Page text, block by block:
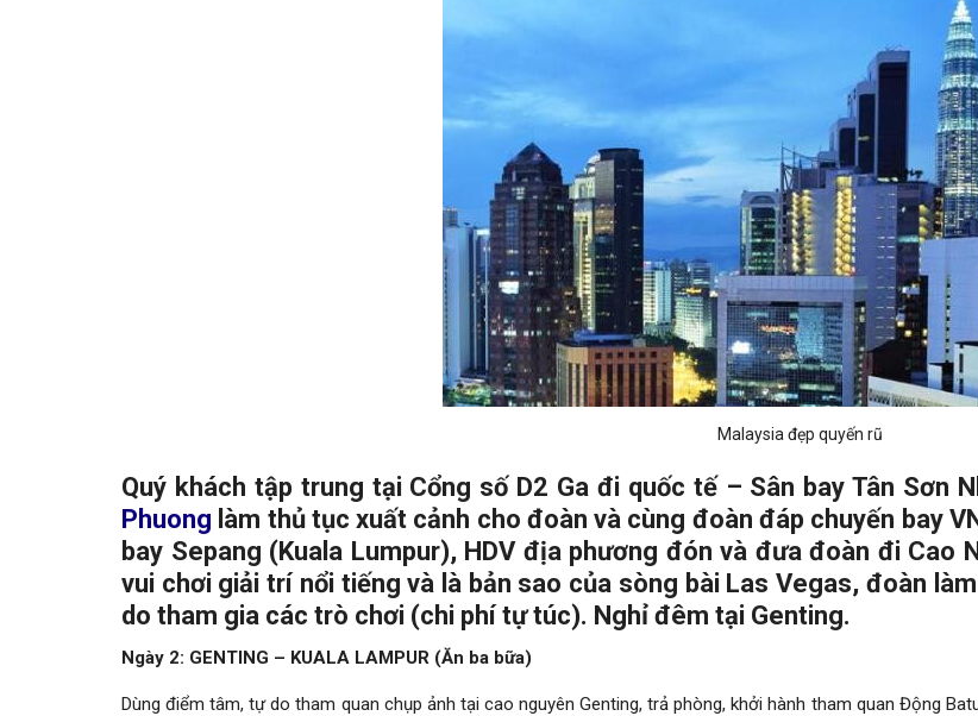
Malaysia đẹp quyến rũ
Quý khách tập trung tại Cổng số D2 Ga đi quốc tế – Sân bay Tân Sơn
Phuong làm thủ tục xuất cảnh cho đoàn và cùng đoàn đáp chuyến bay
bay Sepang (Kuala Lumpur), HDV địa phương đón và đưa đoàn đi Cao
vui chơi giải trí nổi tiếng và là bản sao của sòng bài Las Vegas, đoàn
do tham gia các trò chơi (chi phí tự túc). Nghỉ đêm tại Genting.
Ngày 2: GENTING – KUALA LAMPUR (Ăn ba bữa)
Dùng điểm tâm, tự do tham quan chụp ảnh tại cao nguyên Genting, trả phòng, khởi hành tham quan Động